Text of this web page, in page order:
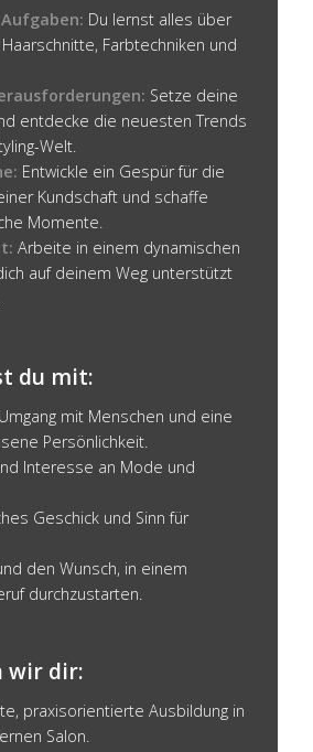
Du lernst alles über
Farbtechniken und
Setze deine
entdecke die neuesten Trends
Welt.
Entwickle ein Gespür für die
Kundschaft und schaffe
Momente.
Arbeite in einem dynamischen
auf deinem Weg unterstützt
du mit:
mit Menschen und eine
Persönlichkeit.
Interesse an Mode und
Geschick und Sinn für
den Wunsch, in einem
durchzustarten.
wir dir:
praxisorientierte Ausbildung in
Salon.